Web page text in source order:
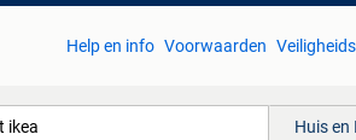
Help en info Voorwaarden
Huis en